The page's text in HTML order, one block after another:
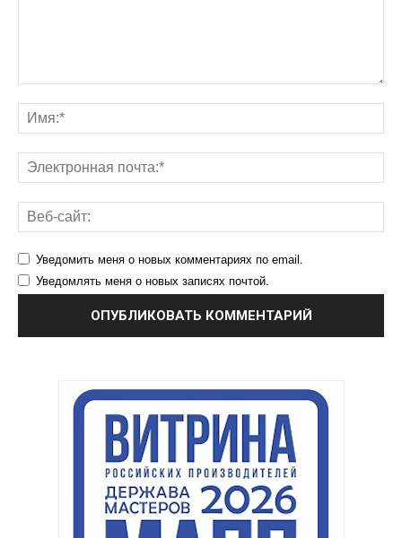
Уведомить меня о новых комментариях по email.
Уведомлять меня о новых записях почтой.